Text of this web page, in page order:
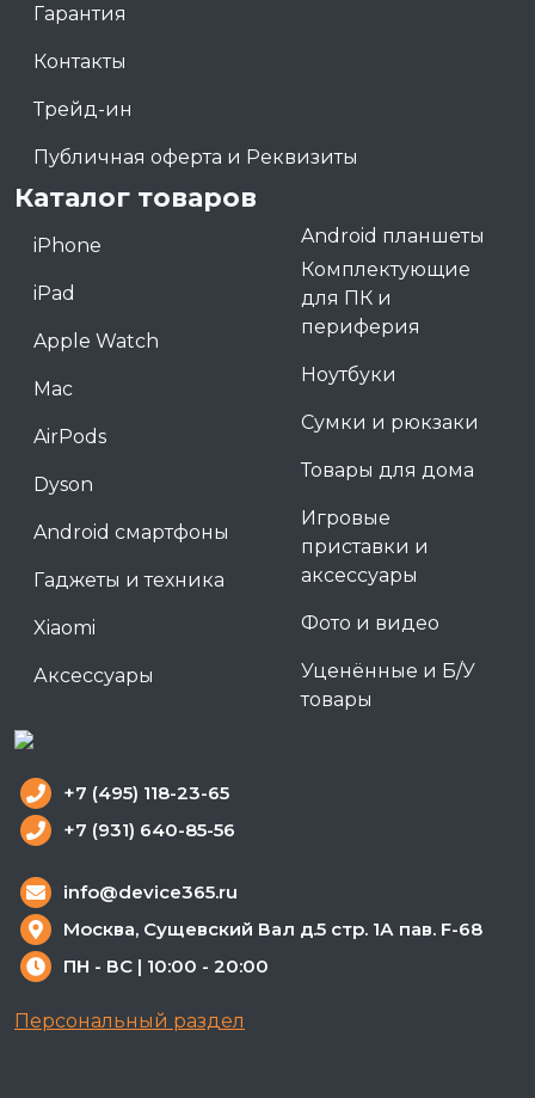
Гарантия
Контакты
Трейд-ин
Публичная оферта и Реквизиты
Каталог товаров
iPhone
iPad
Apple Watch
Mac
AirPods
Dyson
Android смартфоны
Гаджеты и техника
Xiaomi
Аксессуары
Android планшеты
Комплектующие
для ПК и
периферия
Ноутбуки
Сумки и рюкзаки
Товары для дома
Игровые
приставки и
аксессуары
Фото и видео
Уценённые и Б/У
товары
+7 (495) 118-23-65
+7 (931) 640-85-56
info@device365.ru
Москва, Сущевский Вал д.5 стр. 1А пав. F-68
ПН - ВС | 10:00 - 20:00
Персональный раздел